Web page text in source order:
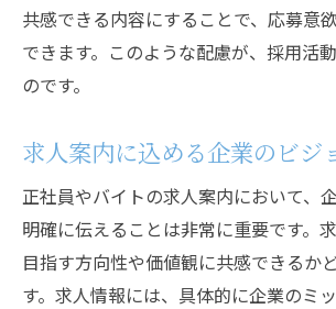
共感できる内容にすることで、応募意
できます。このような配慮が、採用活
のです。
求人案内に込める企業のビジ
正社員やバイトの求人案内において、
明確に伝えることは非常に重要です。
目指す方向性や価値観に共感できるか
す。求人情報には、具体的に企業のミ